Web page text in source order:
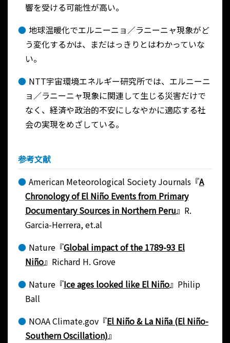
響を受ける可能性が高い。
地球温暖化でエルニーニョ／ラニーニャ現象がど
う変化するかは、まだはっきりとはわかっていな
い。
NTT宇宙環境エネルギー研究所では、エルニーニ
ョ／ラニーニャ現象に関連して生じる災害だけで
なく、経済や政治的不安にしなやかに適応する社
会の実現をめざしている。
参考文献
American Meteorological Society Journals『A
Chronology of El Niño Events from Primary
Documentary Sources in Northern Peru』R.
Garcia-Herrera, et.al
Nature『Global impact of the 1789-93 El
Niño』Richard H. Grove
Nature『Ice ages looked like El Niño』Philip
Ball
NOAA Climate.gov『El Niño & La Niña (El Niño-
Southern Oscillation)』